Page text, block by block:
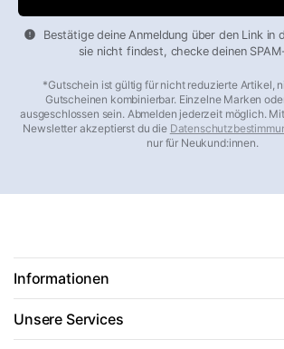
Bestätige deine Anmeldung über den Link in
sie nicht findest, checke deinen
*Gutschein ist gültig für nicht reduzierte Artikel,
Gutscheinen kombinierbar. Einzelne Marken
ausgeschlossen sein. Abmelden jederzeit möglich.
Newsletter akzeptierst du die
nur für Neukund:innen.
Informationen
Unsere Services